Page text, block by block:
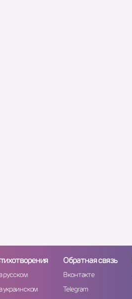
русском
украинском
Обратная связь
Вконтакте
Telegram